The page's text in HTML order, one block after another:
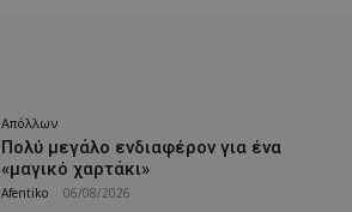
Απόλλων
Πολύ μεγάλο ενδιαφέρον για ένα
«μαγικό χαρτάκι»
Afentiko 06/08/2026